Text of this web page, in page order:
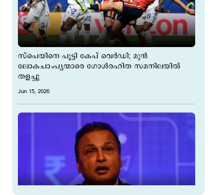
സ്പെയിനെ പൂട്ടി കേപ് വെർഡി; മുൻ
ലോകചാംപ്യന്മാരെ ഗോൾരഹിത സമനിലയിൽ
തളച്ചു
Jun 15, 2026